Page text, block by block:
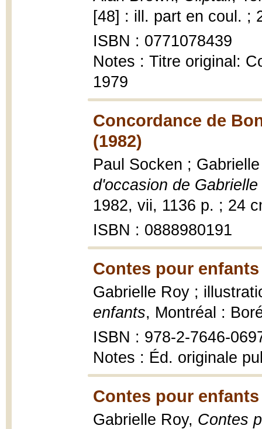
[48] : ill. part en coul. ;
ISBN : 0771078439
Notes : Titre original:
1979
Concordance de
(1982)
Paul Socken ;
d'occasion de
1982, vii, 1136 p. ; 24
ISBN : 0888980191
Contes pour enfants
Gabrielle Roy ;
enfants, Montréal :
ISBN : 978-2-7646-
Notes : Éd. originale
Contes pour enfants
Gabrielle Roy, Contes